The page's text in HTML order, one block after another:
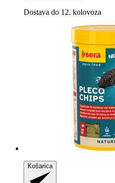
Dostava do 12. kolovoza
Košarica